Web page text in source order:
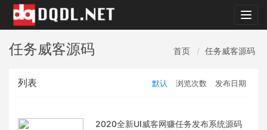
任务威客源码 首页 任务威客源码
列表 默认 浏览次数 发布日期
2020全新UI威客网赚任务发布系统源码